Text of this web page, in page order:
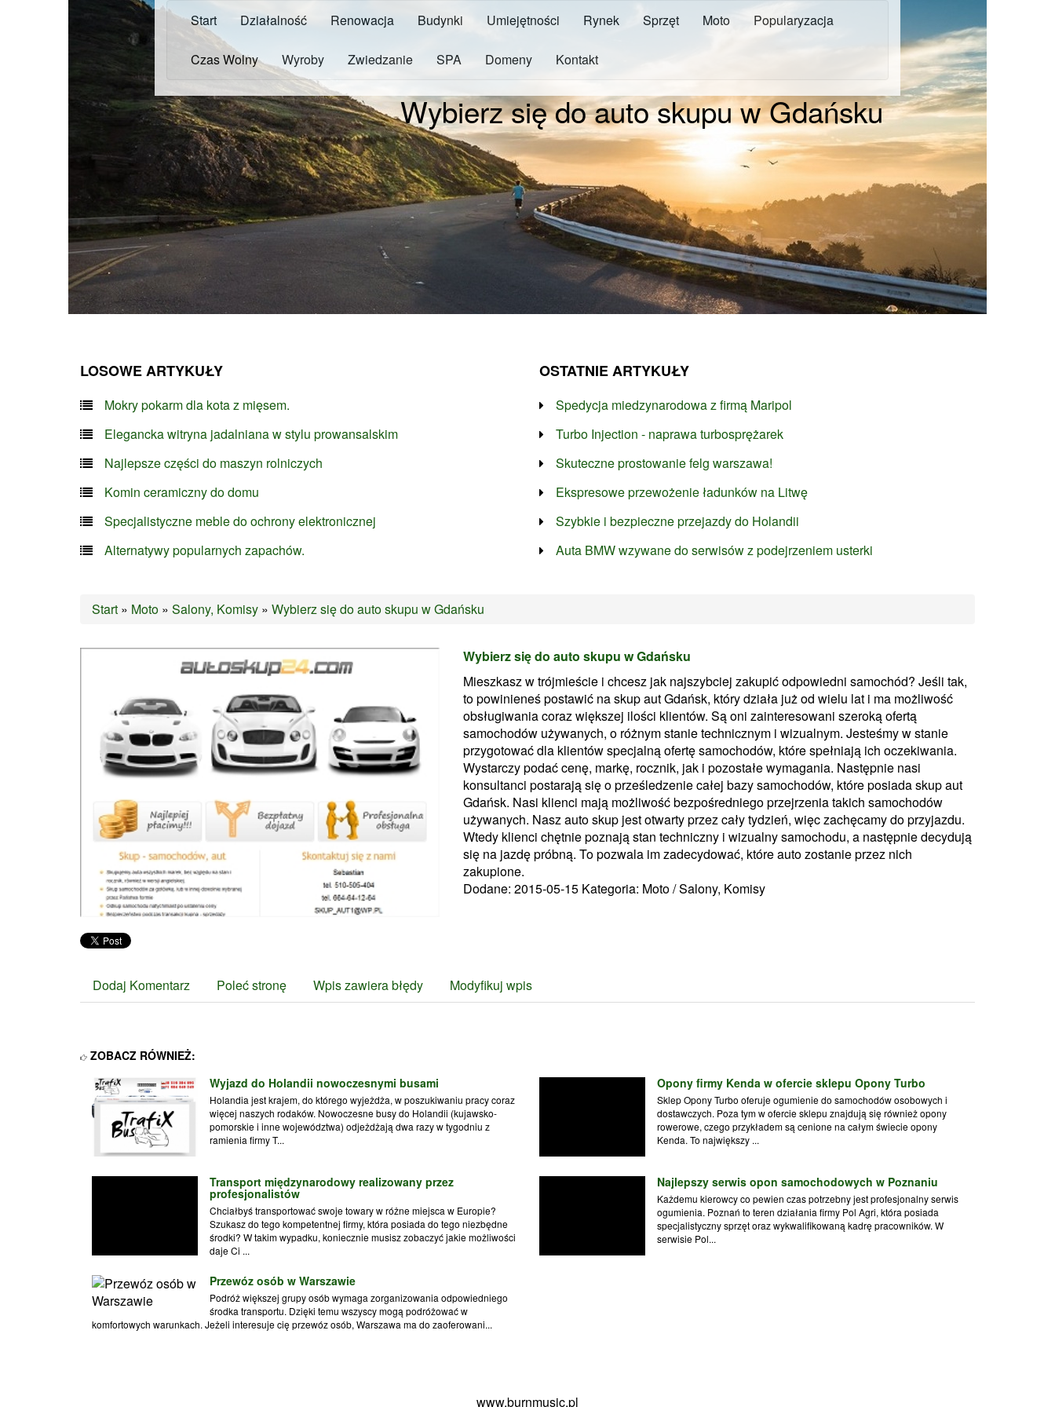
Start Działalność Renowacja Budynki Umiejętności Rynek Sprzęt Moto Popularyzacja
Czas Wolny Wyroby Zwiedzanie SPA Domeny Kontakt
Wybierz się do auto skupu w Gdańsku
LOSOWE ARTYKUŁY
Mokry pokarm dla kota z mięsem.
Elegancka witryna jadalniana w stylu prowansalskim
Najlepsze części do maszyn rolniczych
Komin ceramiczny do domu
Specjalistyczne meble do ochrony elektronicznej
Alternatywy popularnych zapachów.
OSTATNIE ARTYKUŁY
Spedycja miedzynarodowa z firmą Maripol
Turbo Injection - naprawa turbosprężarek
Skuteczne prostowanie felg warszawa!
Ekspresowe przewożenie ładunków na Litwę
Szybkie i bezpieczne przejazdy do Holandii
Auta BMW wzywane do serwisów z podejrzeniem usterki
Start » Moto » Salony, Komisy » Wybierz się do auto skupu w Gdańsku
Wybierz się do auto skupu w Gdańsku
Mieszkasz w trójmieście i chcesz jak najszybciej zakupić odpowiedni samochód? Jeśli tak,
to powinieneś postawić na skup aut Gdańsk, który działa już od wielu lat i ma możliwość
obsługiwania coraz większej ilości klientów. Są oni zainteresowani szeroką ofertą
samochodów używanych, o różnym stanie technicznym i wizualnym. Jesteśmy w stanie
przygotować dla klientów specjalną ofertę samochodów, które spełniają ich oczekiwania.
Wystarczy podać cenę, markę, rocznik, jak i pozostałe wymagania. Następnie nasi
konsultanci postarają się o prześledzenie całej bazy samochodów, które posiada skup aut
Gdańsk. Nasi klienci mają możliwość bezpośredniego przejrzenia takich samochodów
używanych. Nasz auto skup jest otwarty przez cały tydzień, więc zachęcamy do przyjazdu.
Wtedy klienci chętnie poznają stan techniczny i wizualny samochodu, a następnie decydują
się na jazdę próbną. To pozwala im zadecydować, które auto zostanie przez nich
zakupione.
Dodane: 2015-05-15 Kategoria: Moto / Salony, Komisy
Dodaj Komentarz Poleć stronę Wpis zawiera błędy Modyfikuj wpis
ZOBACZ RÓWNIEŻ:
Wyjazd do Holandii nowoczesnymi busami
Holandia jest krajem, do którego wyjeżdża, w poszukiwaniu pracy coraz
więcej naszych rodaków. Nowoczesne busy do Holandii (kujawsko-
pomorskie i inne województwa) odjeżdżają dwa razy w tygodniu z
ramienia firmy T...
Opony firmy Kenda w ofercie sklepu Opony Turbo
Sklep Opony Turbo oferuje ogumienie do samochodów osobowych i
dostawczych. Poza tym w ofercie sklepu znajdują się również opony
rowerowe, czego przykładem są cenione na całym świecie opony
Kenda. To największy ...
Transport międzynarodowy realizowany przez
profesjonalistów
Chciałbyś transportować swoje towary w różne miejsca w Europie?
Szukasz do tego kompetentnej firmy, która posiada do tego niezbędne
środki? W takim wypadku, koniecznie musisz zobaczyć jakie możliwości
daje Ci ...
Najlepszy serwis opon samochodowych w Poznaniu
Każdemu kierowcy co pewien czas potrzebny jest profesjonalny serwis
ogumienia. Poznań to teren działania firmy Pol Agri, która posiada
specjalistyczny sprzęt oraz wykwalifikowaną kadrę pracowników. W
serwisie Pol...
Przewóz osób w Warszawie
Podróż większej grupy osób wymaga zorganizowania odpowiedniego
środka transportu. Dzięki temu wszyscy mogą podróżować w
komfortowych warunkach. Jeżeli interesuje cię przewóz osób, Warszawa ma do zaoferowani...
www.burnmusic.pl